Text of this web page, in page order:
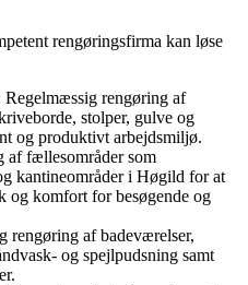
rengøringsfirma kan løse
Regelmæssig rengøring af
stolper, gulve og
og produktivt arbejdsmiljø.
af fællesområder som
kantineområder i Høgild for at
og komfort for besøgende og
rengøring af badeværelser,
og spejlpudsning samt